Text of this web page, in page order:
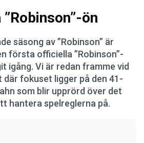
ön
säsong av ”Robinson” är
första officiella ”Robinson”-
igång. Vi är redan framme vid
fokuset ligger på den 41-
som blir upprörd över det
hantera spelreglerna på.